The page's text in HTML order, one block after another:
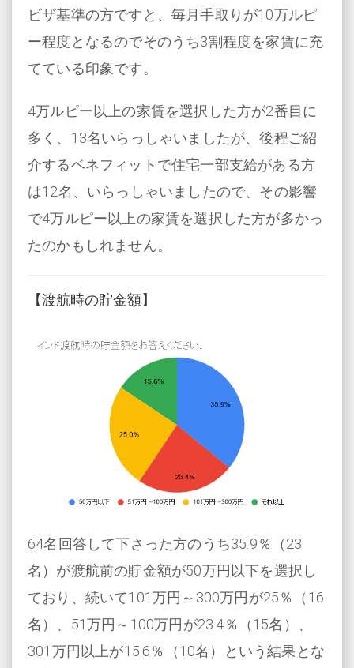
ビザ基準の方ですと、毎月手取りが10万ルピ
ー程度となるのでそのうち3割程度を家賃に充
てている印象です。
4万ルピー以上の家賃を選択した方が2番目に
多く、13名いらっしゃいましたが、後程ご紹
介するベネフィットで住宅一部支給がある方
は12名、いらっしゃいましたので、その影響
で4万ルピー以上の家賃を選択した方が多かっ
たのかもしれません。
【渡航時の貯金額】
64名回答して下さった方のうち35.9％（23
名）が渡航前の貯金額が50万円以下を選択し
ており、続いて101万円～300万円が25％（16
名）、51万円～100万円が23.4％（15名）、
301万円以上が15.6％（10名）という結果とな